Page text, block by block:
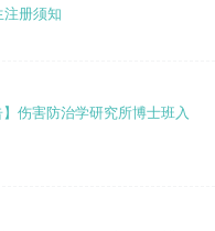
册须知
伤害防治学研究所博士班入